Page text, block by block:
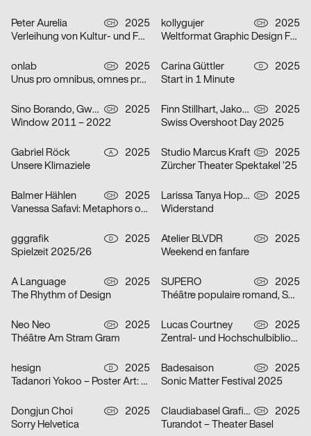
Peter Aurelia CH
2025
Verleihung von Kultur- und Förderpreis und Goldener Ehrenmedaille 2025 des Kantons Zürich
kollygujer CH
2025
Weltformat Graphic Design Festival 2025
onlab CH
2025
Unus pro omnibus, omnes pro uno
Carina Güttler D
2025
Start in 1 Minute
Sino Borando, Gwendoline Niederer, Serafina Räber CH
2025
Window 2011 – 2022
Finn Stillhart, Jakob Galler, Lorena Gamper CH
2025
Swiss Overshoot Day 2025
Gabriel Röck A
2025
Unsere Klimaziele
Studio Marcus Kraft CH
2025
Zürcher Theater Spektakel ’25
Balmer Hählen CH
2025
Vanessa Safavi: Metaphors of Gravity
Larissa Tanya Hoppeler CH
2025
Widerstand
gggrafik D
2025
Spielzeit 2025/26
Atelier BLVDR CH
2025
Weekend en fanfare
A Language CH
2025
The Rhythm of Design
SUPERO CH
2025
Théâtre populaire romand, Saison 2025/26
Neo Neo CH
2025
Théâtre Am Stram Gram
Lucas Courtney CH
2025
Zentral- und Hochschulbibliothek Luzern
hesign D
2025
Tadanori Yokoo – Poster Art: Original Posters from 1965 – 2025
Badesaison CH
2025
Sonic Matter Festival 2025
Dongjun Choi CH
2025
Sorry Helvetica
Claudiabasel Grafik + Interaktion CH
2025
Turandot – Theater Basel